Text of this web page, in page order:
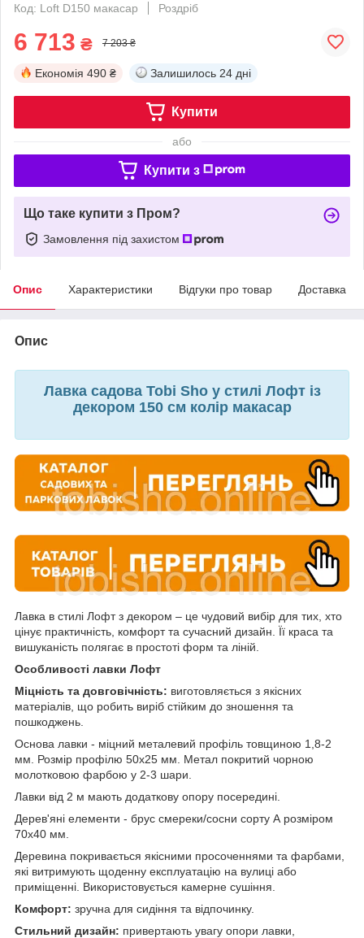
Код: Loft D150 макасар
Роздріб
6 713 ₴ 7 203 ₴
Економія 490 ₴ Залишилось 24 дні
Купити
або
Купити з
Що таке купити з Пром?
Замовлення під захистом
Опис Характеристики Відгуки про товар Доставка
Опис
Лавка садова Tobi Sho у стилі Лофт із
декором 150 см колір макасар
Лавка в стилі Лофт з декором – це чудовий вибір для тих, хто
цінує практичність, комфорт та сучасний дизайн. Її краса та
вишуканість полягає в простоті форм та ліній.
Особливості лавки Лофт
Міцність та довговічність: виготовляється з якісних
матеріалів, що робить виріб стійким до зношення та
пошкоджень.
Основа лавки - міцний металевий профіль товщиною 1,8-2
мм. Розмір профілю 50х25 мм. Метал покритий чорною
молотковою фарбою у 2-3 шари.
Лавки від 2 м мають додаткову опору посередині.
Дерев'яні елементи - брус смереки/сосни сорту А розміром
70х40 мм.
Деревина покривається якісними просоченнями та фарбами,
які витримують щоденну експлуатацію на вулиці або
приміщенні. Використовується камерне сушіння.
Комфорт: зручна для сидіння та відпочинку.
Стильний дизайн: привертають увагу опори лавки,